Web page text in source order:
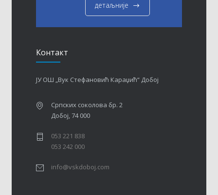
детаљније
Контакт
ЈУ ОШ „Вук Стефановић Караџић“ Добој
Српских соколова бр. 2
Добој, 74 000
053 221 838
053 242 000
info@vskdoboj.com